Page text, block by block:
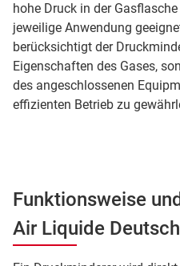
hohe Druck in der
jeweilige Anwendung
berücksichtigt der
Eigenschaften des Gases,
des angeschlossenen
effizienten Betrieb zu
Funktionsweise
Air Liquide